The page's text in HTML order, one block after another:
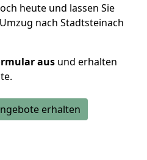
heute und lassen Sie
nach Stadtsteinach
aus und erhalten
erhalten